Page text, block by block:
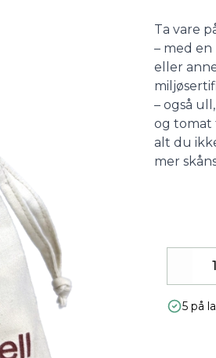
Ta vare
– med
eller
– også
og tomat
alt du
mer
5 på